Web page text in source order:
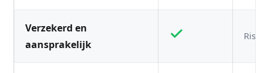
Verzekerd en
aansprakelijk